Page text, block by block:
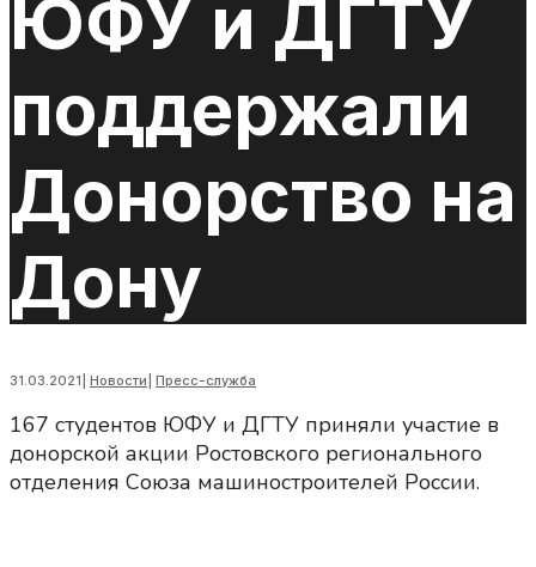
ЮФУ и ДГТУ
поддержали
Донорство на
Дону
31.03.2021 Новости Пресс-служба
167 студентов ЮФУ и ДГТУ приняли участие в
донорской акции Ростовского регионального
отделения Союза машиностроителей России.